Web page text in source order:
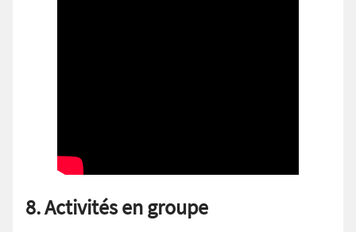
8. Activités en groupe